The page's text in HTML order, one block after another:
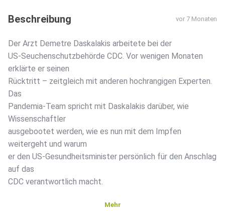
Beschreibung vor 7 Monaten
Der Arzt Demetre Daskalakis arbeitete bei der
US-Seuchenschutzbehörde CDC. Vor wenigen Monaten
erklärte er seinen
Rücktritt – zeitgleich mit anderen hochrangigen Experten.
Das
Pandemia-Team spricht mit Daskalakis darüber, wie
Wissenschaftler
ausgebootet werden, wie es nun mit dem Impfen
weitergeht und warum
er den US-Gesundheitsminister persönlich für den Anschlag
auf das
CDC verantwortlich macht.
Mehr